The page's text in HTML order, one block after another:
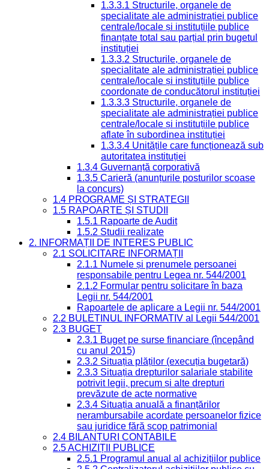
1.3.3.1 Structurile, organele de
specialitate ale administrației publice
centrale/locale și instituțiile publice
finanțate total sau parțial prin bugetul
instituției
1.3.3.2 Structurile, organele de
specialitate ale administrației publice
centrale/locale și instituțiile publice
coordonate de conducătorul instituției
1.3.3.3 Structurile, organele de
specialitate ale administrației publice
centrale/locale și instituțiile publice
aflate în subordinea instituției
1.3.3.4 Unitățile care funcționează sub
autoritatea instituției
1.3.4 Guvernanță corporativă
1.3.5 Carieră (anunțurile posturilor scoase
la concurs)
1.4 PROGRAME ȘI STRATEGII
1.5 RAPOARTE ȘI STUDII
1.5.1 Rapoarte de Audit
1.5.2 Studii realizate
2. INFORMAȚII DE INTERES PUBLIC
2.1 SOLICITARE INFORMAȚII
2.1.1 Numele și prenumele persoanei
responsabile pentru Legea nr. 544/2001
2.1.2 Formular pentru solicitare în baza
Legii nr. 544/2001
Rapoartele de aplicare a Legii nr. 544/2001
2.2 BULETINUL INFORMATIV al Legii 544/2001
2.3 BUGET
2.3.1 Buget pe surse financiare (începând
cu anul 2015)
2.3.2 Situația plăților (execuția bugetară)
2.3.3 Situația drepturilor salariale stabilite
potrivit legii, precum și alte drepturi
prevăzute de acte normative
2.3.4 Situația anuală a finanțărilor
nerambursabile acordate persoanelor fizice
sau juridice fără scop patrimonial
2.4 BILANȚURI CONTABILE
2.5 ACHIZIȚII PUBLICE
2.5.1 Programul anual al achizițiilor publice